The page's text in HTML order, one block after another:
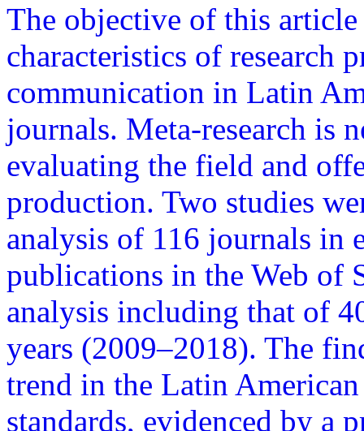
The objective of this
characteristics of research
communication in Latin
journals. Meta-research is
evaluating the field and
production. Two studies
analysis of 116 journals in
publications in the Web of
analysis including that of
years (2009–2018). The
trend in the Latin
standards, evidenced by a